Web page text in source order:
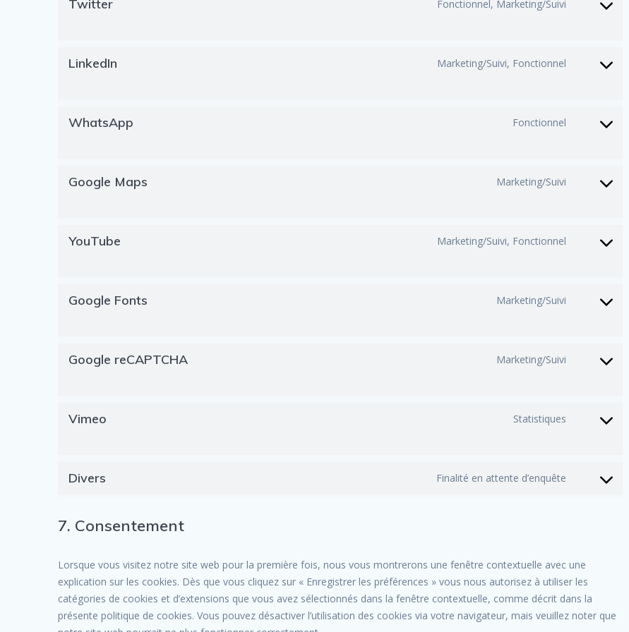
Twitter Fonctionnel, Marketing/Suivi
Consent
twitter
LinkedIn Marketing/Suivi, Fonctionnel
Consent
linkedin
WhatsApp Fonctionnel
Consent
whatsapp
Google Maps Marketing/Suivi
Consent
google-
YouTube Marketing/Suivi, Fonctionnel
Consent
youtube
Google Fonts Marketing/Suivi
Consent
google-
Google reCAPTCHA Marketing/Suivi
Consent
google-
Vimeo Statistiques
Consent
vimeo
Divers Finalité en attente d’enquête
Consent
7. Consentement
Lorsque vous visitez notre site web pour la première fois, nous vous montrerons une fenêtre contextuelle avec une
explication sur les cookies. Dès que vous cliquez sur « Enregistrer les préférences » vous nous autorisez à utiliser les
catégories de cookies et d’extensions que vous avez sélectionnés dans la fenêtre contextuelle, comme décrit dans la
présente politique de cookies. Vous pouvez désactiver l’utilisation des cookies via votre navigateur, mais veuillez noter que